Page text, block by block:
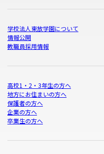
学校法人東放学園について
情報公開
教職員採用情報
高校1・2・3年生の方へ
地方にお住まいの方へ
保護者の方へ
企業の方へ
卒業生の方へ